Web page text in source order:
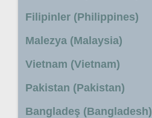
Filipinler (Philippines)
Malezya (Malaysia)
Vietnam (Vietnam)
Pakistan (Pakistan)
Bangladeş (Bangladesh)